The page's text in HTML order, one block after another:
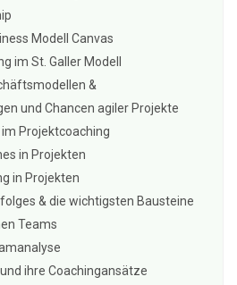
Modell Canvas
im St. Galler Modell
&
und Chancen agiler Projekte
Projektcoaching
in Projekten
in Projekten
& die wichtigsten Bausteine
Teams
ihre Coachingansätze